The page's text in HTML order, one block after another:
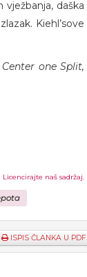
daška
Kiehl’sove
one Split,
Licencirajte naš sadržaj.
ISPIS ČLANKA U PDF